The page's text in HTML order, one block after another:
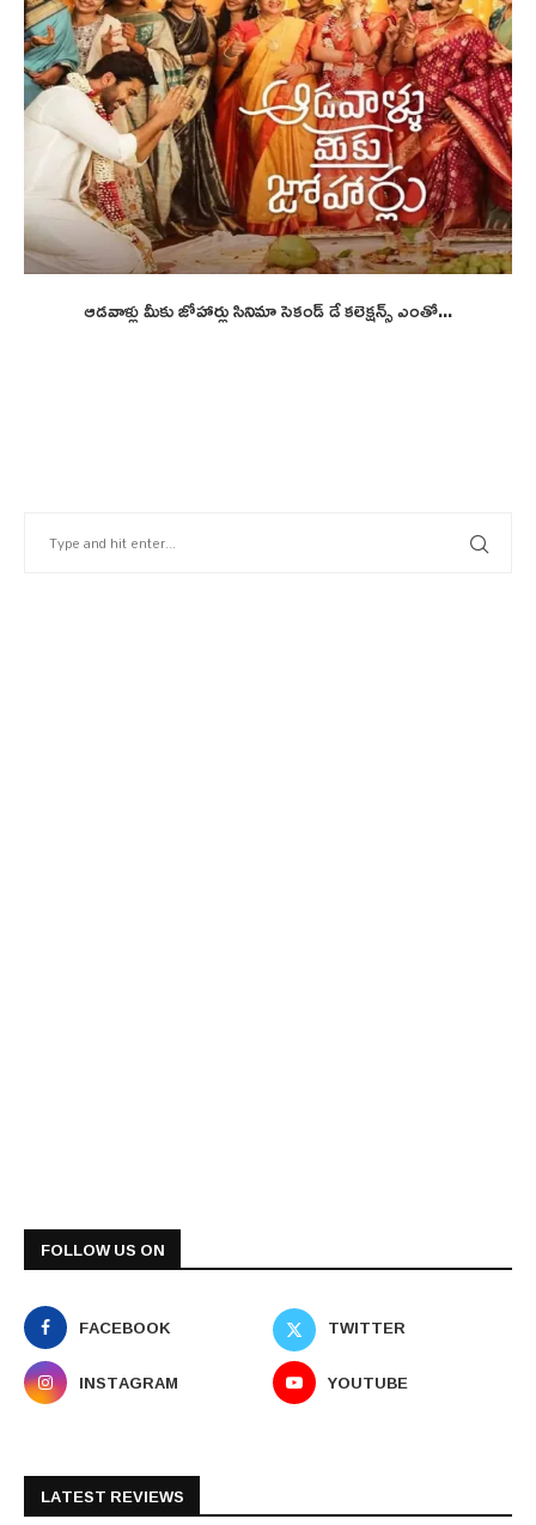
ఆడవాళ్లు మీకు జోహార్లు సినిమా సెకండ్ డే కలెక్షన్స్ ఎంతో...
FOLLOW US ON
FACEBOOK
TWITTER
INSTAGRAM
YOUTUBE
LATEST REVIEWS